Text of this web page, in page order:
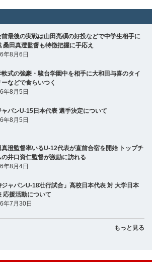
前最後の実戦は山田亮碩の好投などで中学生相手に
桑田真澄監督も特徴把握に手応え
年8月6日
軟式の強豪・駿台学園中を相手に大和田与喜のタイ
ーなどで食らいつく
年8月5日
ャパンU-15日本代表 選手決定について
年8月5日
真澄監督率いるU-12代表が直前合宿を開始 トップチ
の井口資仁監督が激励に訪れる
年8月4日
ジャパンU-18壮行試合」高校日本代表 対 大学日本
応援活動について
年7月30日
もっと見る